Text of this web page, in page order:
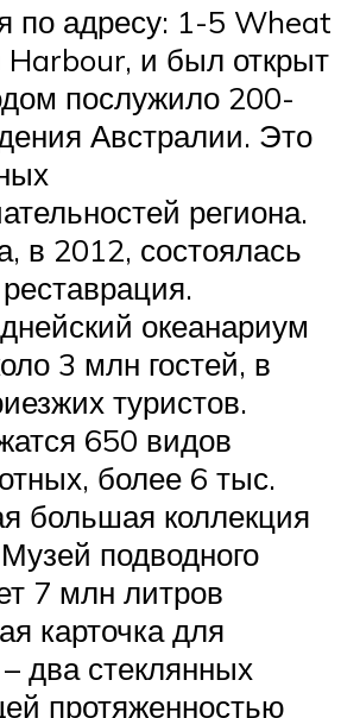
по адресу: 1-5 Wheat
и был открыт
послужило 200-
Австралии. Это
региона.
в 2012, состоялась
океанариум
3 млн гостей, в
туристов.
650 видов
более 6 тыс.
большая коллекция
подводного
7 млн литров
карточка для
два стеклянных
протяженностью